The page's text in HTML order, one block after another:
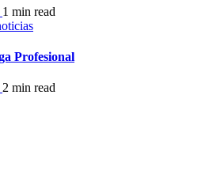
1 min read
Profesional
2 min read